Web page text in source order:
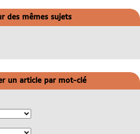
des mêmes sujets
un article par mot-clé